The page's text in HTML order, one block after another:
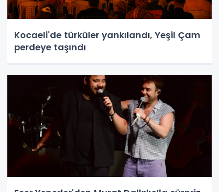
Kocaeli'de türküler yankılandı, Yeşil Çam
perdeye taşındı